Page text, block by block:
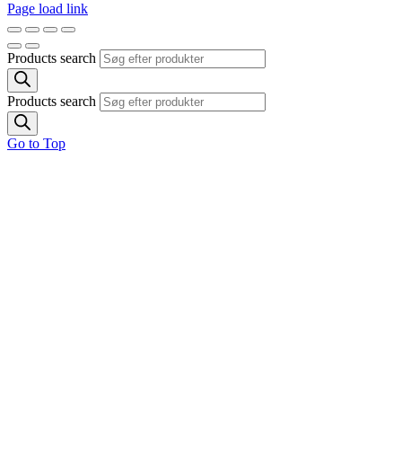
Page load link
Products search
Products search
Go to Top